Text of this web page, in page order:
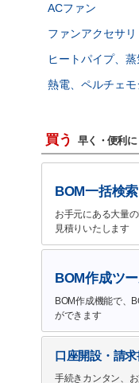
ACファン
ファンアクセサリ
ヒートパイプ、
熱電、ペルチェ
買う 早く・便利
BOM一括検
お手元にある大量
見積りいたします
BOM作成ツ
BOM作成機能で、
ができます
口座開設・請
手続きカンタン、